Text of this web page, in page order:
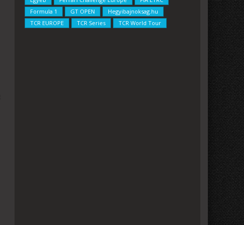
Formula 1
GT OPEN
Hegyibajnoksag.hu
TCR EUROPE
TCR Series TCR World Tour